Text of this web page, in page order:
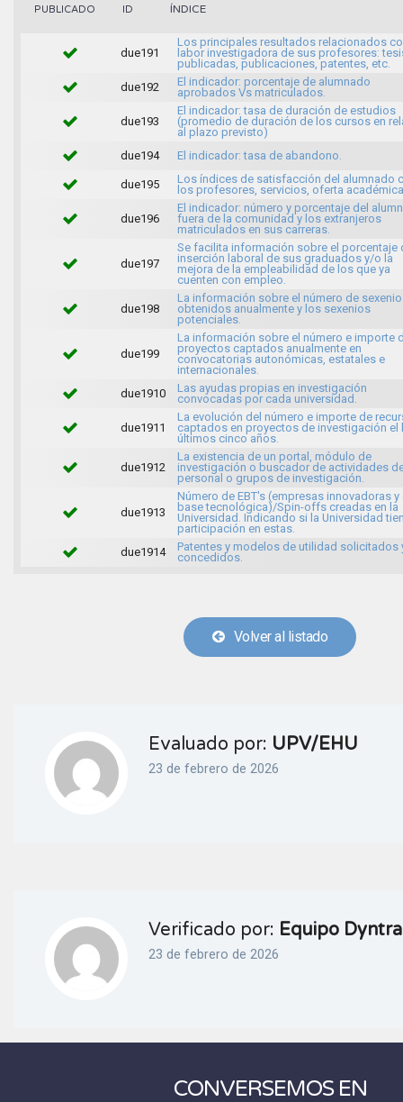
PUBLICADO ID ÍNDICE
due191
Los principales resultados relacionados
labor investigadora de sus profesores:
publicadas, publicaciones, patentes, etc.
due192
El indicador: porcentaje de alumnado
aprobados Vs matriculados.
due193
El indicador: tasa de duración de estudios
(promedio de duración de los cursos en
al plazo previsto)
due194
El indicador: tasa de abandono.
due195
Los índices de satisfacción del alumnado
los profesores, servicios, oferta
due196
El indicador: número y porcentaje del
fuera de la comunidad y los extranjeros
matriculados en sus carreras.
due197
Se facilita información sobre el porcentaje
inserción laboral de sus graduados y/o la
mejora de la empleabilidad de los que ya
cuenten con empleo.
due198
La información sobre el número de
obtenidos anualmente y los sexenios
potenciales.
due199
La información sobre el número e importe
proyectos captados anualmente en
convocatorias autonómicas, estatales e
internacionales.
due1910
Las ayudas propias en investigación
convocadas por cada universidad.
due1911
La evolución del número e importe de
captados en proyectos de investigación el
últimos cinco años.
due1912
La existencia de un portal, módulo de
investigación o buscador de actividades
personal o grupos de investigación.
due1913
Número de EBT's (empresas innovadoras y
base tecnológica)/Spin-offs creadas en la
Universidad. Indicando si la Universidad
participación en estas.
due1914
Patentes y modelos de utilidad solicitados
concedidos.
Volver al listado
Evaluado por: UPV/EHU
23 de febrero de 2026
Verificado por: Equipo Dyntra
23 de febrero de 2026
CONVERSEMOS EN